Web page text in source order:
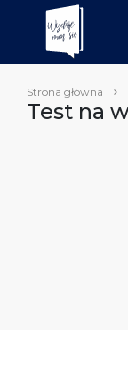
Strona główna
Test na